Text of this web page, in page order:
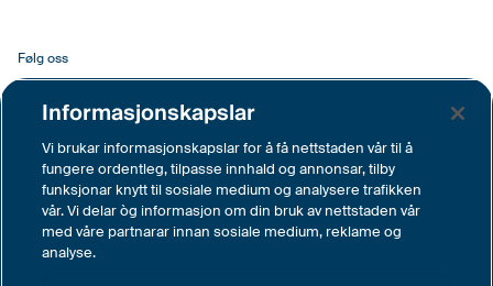
Følg oss
Facebook
LinkedIn
YouTube
Instagram
Vimeo
Informasjonskapslar
Vi brukar informasjonskapslar for å få nettstaden vår til å
fungere ordentleg, tilpasse innhald og annonsar, tilby
funksjonar knytt til sosiale medium og analysere trafikken
vår. Vi delar òg informasjon om din bruk av nettstaden vår
med våre partnarar innan sosiale medium, reklame og
analyse.